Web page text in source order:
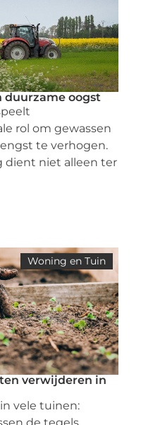
duurzame oogst
rol om gewassen
te verhogen.
dient niet alleen ter
Woning en Tuin
verwijderen in
vele tuinen: